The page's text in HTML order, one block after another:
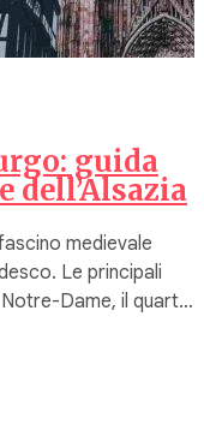
guida
dell’Alsazia
medievale
Le principali
Dame, il quart…